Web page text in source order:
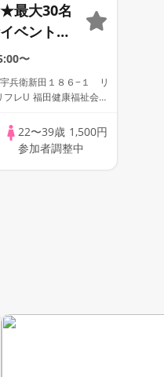
最大30名
ベント！
約特典】
〜
兵衛新田１８６−１ リ
レU 福田健康福祉会
22〜39歳 1,500円
参加者調整中